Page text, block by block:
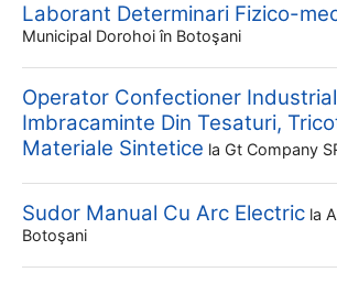
Laborant Determinari Fizico-
Municipal Dorohoi în Botoşani
Operator Confectioner Industrial
Imbracaminte Din Tesaturi,
Materiale Sintetice la Gt Company
Sudor Manual Cu Arc Electric la
Botoşani